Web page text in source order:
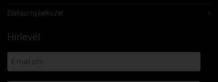
Elállási nyilatkozat
Hírlevél